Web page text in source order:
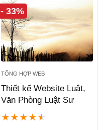
- 33%
TỔNG HỢP WEB
Thiết kế Website Luật,
Văn Phòng Luật Sư
★ ★ ★ ★ ★